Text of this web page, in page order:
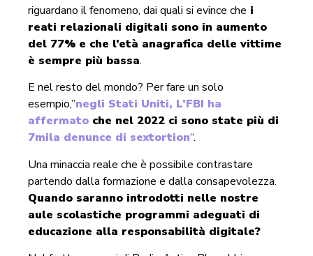
riguardano il fenomeno, dai quali si evince che i
reati relazionali digitali sono in aumento
del 77% e che l’età anagrafica delle vittime
è sempre più bassa.
E nel resto del mondo? Per fare un solo
esempio,”negli Stati Uniti, L’FBI ha
affermato che nel 2022 ci sono state più di
7mila denunce di sextortion“.
Una minaccia reale che è possibile contrastare
partendo dalla formazione e dalla consapevolezza.
Quando saranno introdotti nelle nostre
aule scolastiche programmi adeguati di
educazione alla responsabilità digitale?